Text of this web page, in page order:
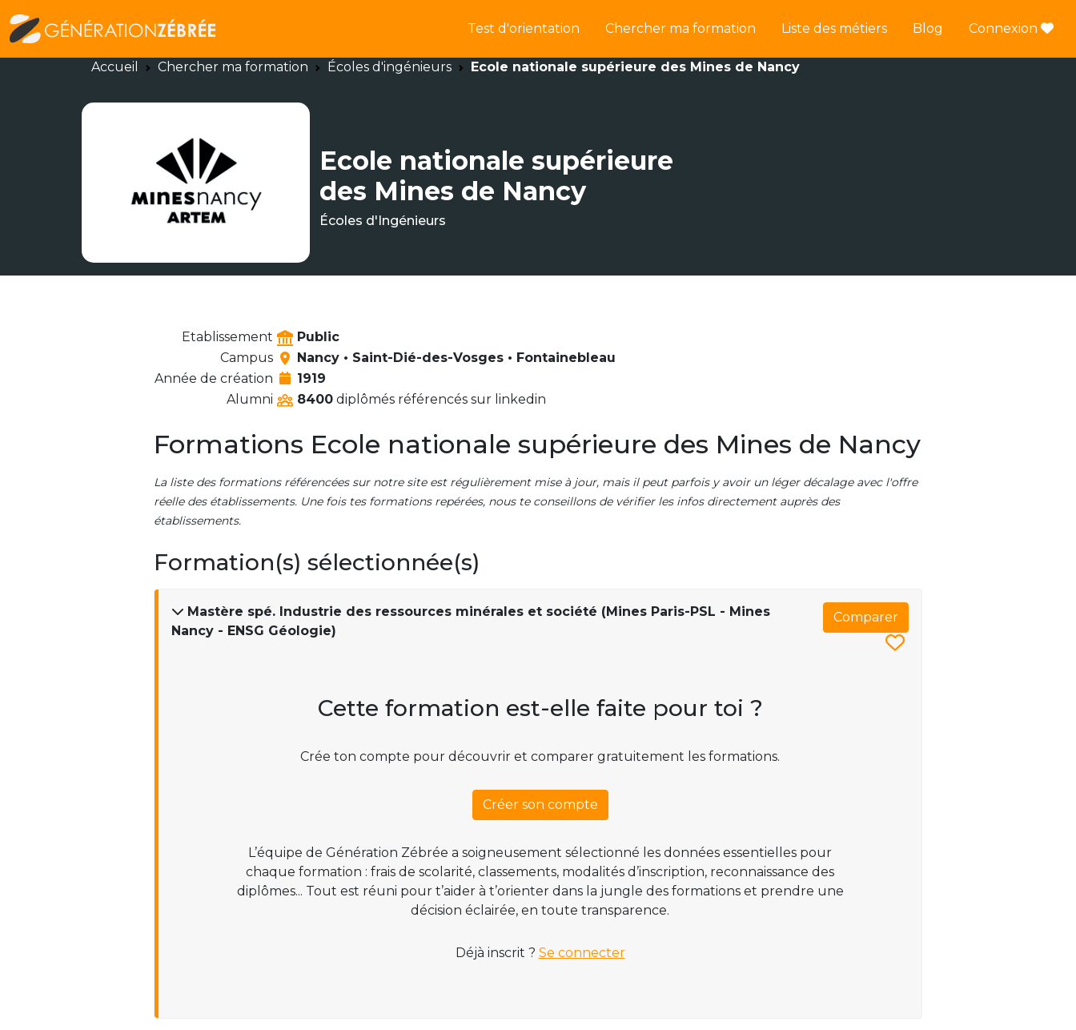
Test d'orientation Chercher ma formation Liste des métiers Blog Connexion
Accueil Chercher ma formation Écoles d'ingénieurs Ecole nationale supérieure des Mines de Nancy
Ecole nationale supérieure
des Mines de Nancy
Écoles d'Ingénieurs
Etablissement
Public
Campus
Nancy • Saint-Dié-des-Vosges • Fontainebleau
Année de création
1919
Alumni
8400 diplômés référencés sur linkedin
Formations Ecole nationale supérieure des Mines de Nancy
La liste des formations référencées sur notre site est régulièrement mise à jour, mais il peut parfois y avoir un léger décalage avec l'offre
réelle des établissements. Une fois tes formations repérées, nous te conseillons de vérifier les infos directement auprès des
établissements.
Formation(s) sélectionnée(s)
Mastère spé. Industrie des ressources minérales et société (Mines Paris-PSL - Mines
Nancy - ENSG Géologie)
Comparer
Cette formation est-elle faite pour toi ?
Crée ton compte pour découvrir et comparer gratuitement les formations.
Créer son compte
L’équipe de Génération Zébrée a soigneusement sélectionné les données essentielles pour
chaque formation : frais de scolarité, classements, modalités d’inscription, reconnaissance des
diplômes... Tout est réuni pour t’aider à t’orienter dans la jungle des formations et prendre une
décision éclairée, en toute transparence.
Déjà inscrit ? Se connecter